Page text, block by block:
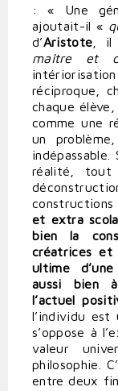
: « Une
ajoutait-il «
d’Aristote , il
maître et
réciproque,
chaque élève,
comme une
un
réalité, tout
constructions
et extra
bien la
créatrices et
ultime
aussi bien
l’actuel
l’individu est
s’oppose à
valeur
philosophie.
entre deux